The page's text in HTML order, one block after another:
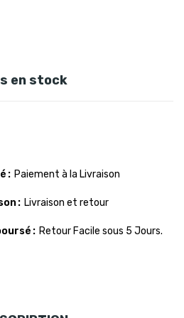
en stock
Paiement à la Livraison
Livraison et retour
Retour Facile sous 5 Jours.